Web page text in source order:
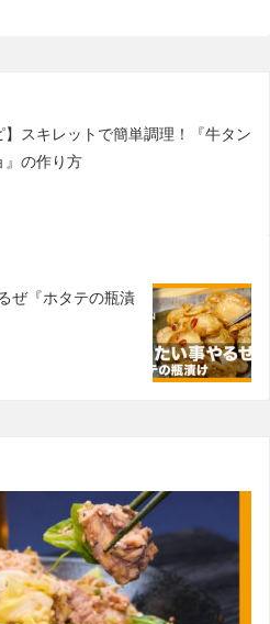
】スキレットで簡単調理！『牛タン
』の作り方
ぜ『ホタテの瓶漬